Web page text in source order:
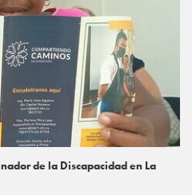
de la Discapacidad en La